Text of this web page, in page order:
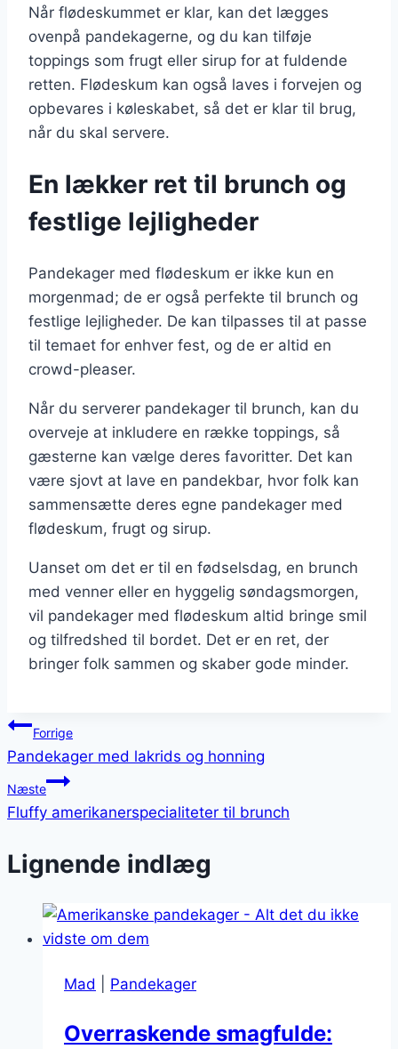
Når flødeskummet er klar, kan det lægges
ovenpå pandekagerne, og du kan tilføje
toppings som frugt eller sirup for at fuldende
retten. Flødeskum kan også laves i forvejen og
opbevares i køleskabet, så det er klar til brug,
når du skal servere.
En lækker ret til brunch og
festlige lejligheder
Pandekager med flødeskum er ikke kun en
morgenmad; de er også perfekte til brunch og
festlige lejligheder. De kan tilpasses til at passe
til temaet for enhver fest, og de er altid en
crowd-pleaser.
Når du serverer pandekager til brunch, kan du
overveje at inkludere en række toppings, så
gæsterne kan vælge deres favoritter. Det kan
være sjovt at lave en pandekbar, hvor folk kan
sammensætte deres egne pandekager med
flødeskum, frugt og sirup.
Uanset om det er til en fødselsdag, en brunch
med venner eller en hyggelig søndagsmorgen,
vil pandekager med flødeskum altid bringe smil
og tilfredshed til bordet. Det er en ret, der
bringer folk sammen og skaber gode minder.
Indlægsnavigation
Forrige
Pandekager med lakrids og honning
Næste
Fluffy amerikanerspecialiteter til brunch
Lignende indlæg
Mad Pandekager
Overraskende smagfulde: